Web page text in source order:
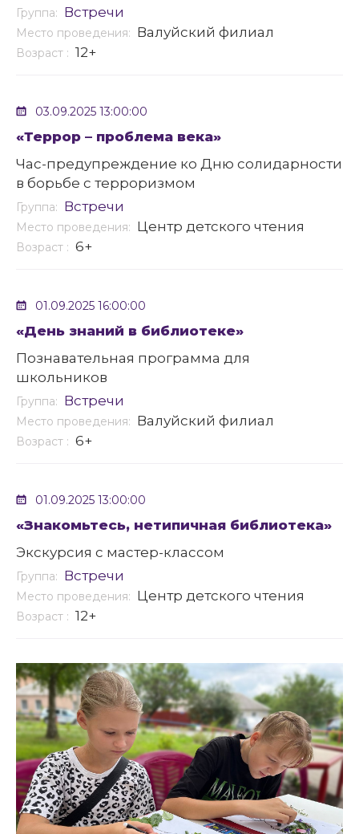
Группа: Встречи
Место проведения: Валуйский филиал
Возраст : 12+
03.09.2025 13:00:00
«Террор – проблема века»
Час-предупреждение ко Дню солидарности
в борьбе с терроризмом
Группа: Встречи
Место проведения: Центр детского чтения
Возраст : 6+
01.09.2025 16:00:00
«День знаний в библиотеке»
Познавательная программа для
школьников
Группа: Встречи
Место проведения: Валуйский филиал
Возраст : 6+
01.09.2025 13:00:00
«Знакомьтесь, нетипичная библиотека»
Экскурсия с мастер-классом
Группа: Встречи
Место проведения: Центр детского чтения
Возраст : 12+